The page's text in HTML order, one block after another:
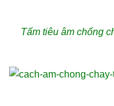
Tấm tiêu âm chống